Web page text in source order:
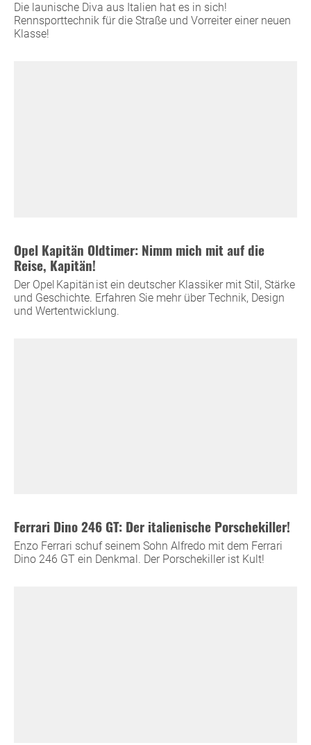
Die launische Diva aus Italien hat es in sich!
Rennsporttechnik für die Straße und Vorreiter einer neuen
Klasse!
Opel Kapitän Oldtimer: Nimm mich mit auf die
Reise, Kapitän!
Der Opel Kapitän ist ein deutscher Klassiker mit Stil, Stärke
und Geschichte. Erfahren Sie mehr über Technik, Design
und Wertentwicklung.
Ferrari Dino 246 GT: Der italienische Porschekiller!
Enzo Ferrari schuf seinem Sohn Alfredo mit dem Ferrari
Dino 246 GT ein Denkmal. Der Porschekiller ist Kult!